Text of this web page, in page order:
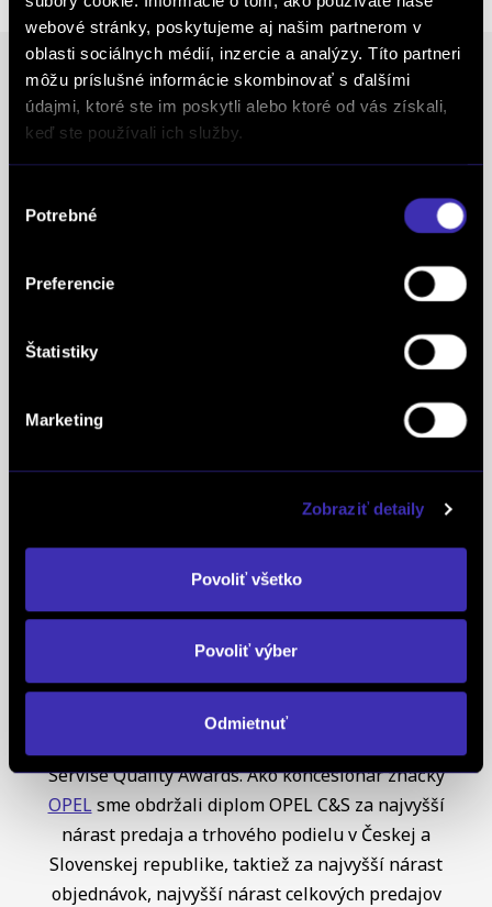
webové stránky, poskytujeme aj našim partnerom v
oblasti sociálnych médií, inzercie a analýzy. Títo partneri
môžu príslušné informácie skombinovať s ďalšími
údajmi, ktoré ste im poskytli alebo ktoré od vás získali,
keď ste používali ich služby.
súhlasu
Potrebné
Preferencie
Štatistiky
Marketing
Zobraziť detaily
Povoliť všetko
Povoliť výber
Odmietnuť
Ocenenia
Creditworthiness, tento certifikát je jedným z
definujúcich kvalitu obchodnej činnosti. Je
medzinárodne uznávanou známkou obchodnej
kvality a vyhodnocuje sa na základe rovnakej
analytickej metodiky pre všetky európske trhy.
Superbrands, už tretí rok po sebe. Medzi
2021, 2022 a aj 2023. Je najuznávanejšou
globálnou autoritou v oblasti hodnotenia a
špeciálneho postavenia a uznania vynikajúcej
jednotných kritérií a metód každoročne oceňuje
najlepšie z najlepších značiek v takmer 90
krajinách na piatich kontinentoch FINAL-CD ako
jediný koncesionár značkyPEUGEOT
Servise Quality Awards. Ako koncesionár značky
OPELsme obdržali diplom OPEL C&S za najvyšší
nárast predaja a trhového podielu v Českej a
Slovenskej republike, taktiež za najvyšší nárast
objednávok, najvyšší nárast celkových predajov